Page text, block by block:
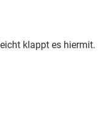
klappt es hiermit.